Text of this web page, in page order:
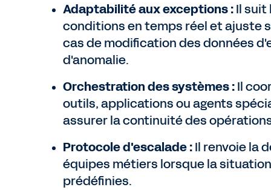
Adaptabilité aux exceptions :Il suit
conditions en temps réel et ajuste
cas de modification des données
d'anomalie.
Orchestration des systèmes :Il
outils, applications ou agents
assurer la continuité des
Protocole d'escalade :Il renvoie la
équipes métiers lorsque la
prédéfinies.